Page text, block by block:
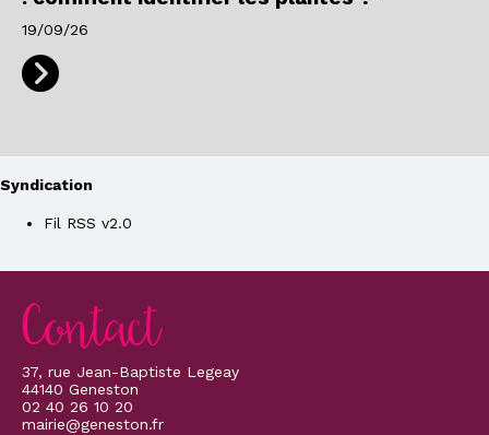
19/09/26
Syndication
Fil RSS v2.0
Contact
37, rue Jean-Baptiste Legeay
44140 Geneston
02 40 26 10 20
mairie@geneston.fr